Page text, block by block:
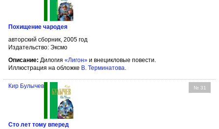
Похищение чародея
авторский сборник, 2005 год
Издательство: Эксмо
Описание: Дилогия «Лигон» и внецикловые повести.
Иллюстрация на обложке В. Терминатова.
№ 31
Кир Булычев
Сто лет тому вперед